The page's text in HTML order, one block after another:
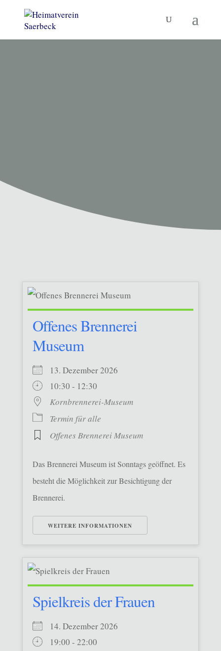
Offenes Brennerei
Museum
13. Dezember 2026
10:30 - 12:30
Kornbrennerei-Museum
Termin für alle
Offenes Brennerei Museum
Das Brennerei Museum ist Sonntags geöffnet. Es
besteht die Möglichkeit zur Besichtigung der
Brennerei.
WEITERE INFORMATIONEN
Spielkreis der Frauen
14. Dezember 2026
19:00 - 22:00